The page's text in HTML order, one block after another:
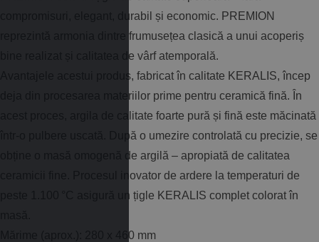
compromisuri, elegant, durabil și economic. PREMION
reprezintă armonia dintre frumusețea clasică a unui acoperiș
bine realizat și calitatea de vârf atemporală.
Avantajele acestui produs, fabricat în calitate KERALIS, încep
deja din procesarea materiilor prime pentru ceramică fină. În
acest proces, argila de calitate foarte pură și fină este măcinată
într-o pulbere uscată. După o umezire controlată cu precizie, se
obține o masă omogenă de argilă – apropiată de calitatea
ceramicii fine. Procesul inovator de ardere la temperaturi de
peste 1.100 °C asigură un țigle KERALIS complet colorat în
Mărime (aprox.): 280 x 460 mm